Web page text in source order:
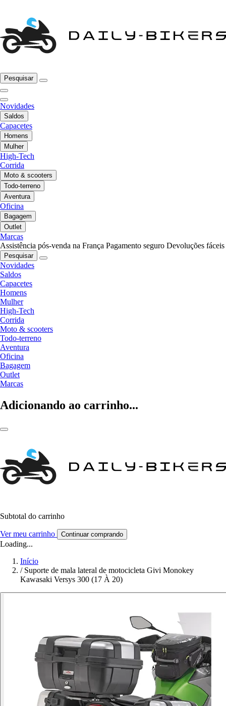
Pesquisar
Novidades
Saldos
Capacetes
Homens
Mulher
High-Tech
Corrida
Moto & scooters
Todo-terreno
Aventura
Oficina
Bagagem
Outlet
Marcas
Assistência pós-venda na França Pagamento seguro Devoluções fáceis
Pesquisar
Novidades
Saldos
Capacetes
Homens
Mulher
High-Tech
Corrida
Moto & scooters
Todo-terreno
Aventura
Oficina
Bagagem
Outlet
Marcas
Adicionando ao carrinho...
Subtotal do carrinho
Ver meu carrinho Continuar comprando
Loading...
Início
/ Suporte de mala lateral de motocicleta Givi Monokey
Kawasaki Versys 300 (17 À 20)